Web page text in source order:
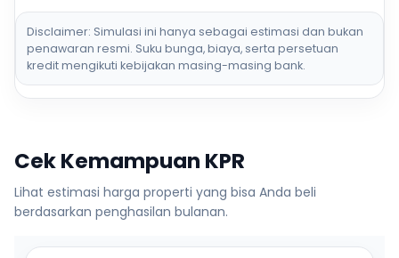
Disclaimer: Simulasi ini hanya sebagai estimasi dan bukan
penawaran resmi. Suku bunga, biaya, serta persetuan
kredit mengikuti kebijakan masing-masing bank.
Cek Kemampuan KPR
Lihat estimasi harga properti yang bisa Anda beli
berdasarkan penghasilan bulanan.